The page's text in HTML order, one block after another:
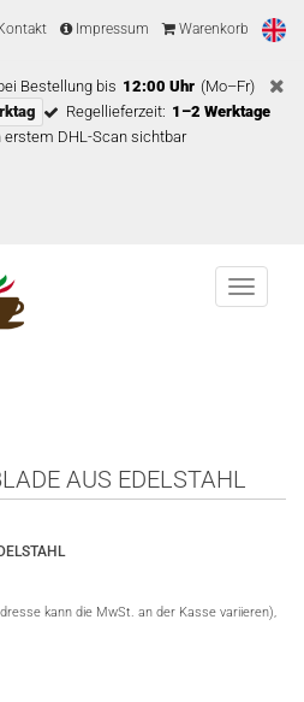
Impressum Warenkorb
Bestellung bis 12:00 Uhr (Mo–Fr)
Regellieferzeit: 1–2 Werktage
erstem DHL-Scan sichtbar
Menu
AUS EDELSTAHL
kann die MwSt. an der Kasse variieren),